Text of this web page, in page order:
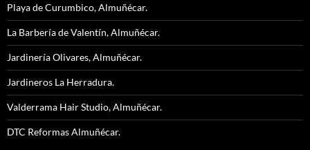
Playa de Curumbico, Almuñécar.
La Barbería de Valentín, Almuñécar.
Jardinería Olivares, Almuñécar.
Jardineros La Herradura.
Valderrama Hair Studio, Almuñécar.
DTC Reformas Almuñécar.